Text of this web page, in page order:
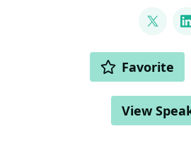
ACTIONS Favorite
View